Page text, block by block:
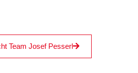
Team Josef Pesserl